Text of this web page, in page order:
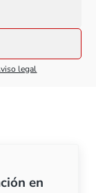
legal
en